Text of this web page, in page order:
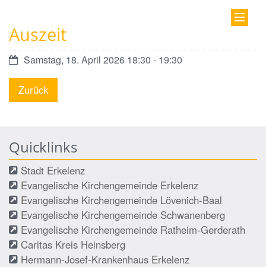
Auszeit
Datum:Samstag, 18. April 2026 18:30 - 19:30
Zurück
Quicklinks
Stadt Erkelenz
Evangelische Kirchengemeinde Erkelenz
Evangelische Kirchengemeinde Lövenich-Baal
Evangelische Kirchengemeinde Schwanenberg
Evangelische Kirchengemeinde Ratheim-Gerderath
Caritas Kreis Heinsberg
Hermann-Josef-Krankenhaus Erkelenz